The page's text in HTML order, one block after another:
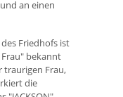
an einen
Friedhofs ist
Frau" bekannt
traurigen Frau,
die